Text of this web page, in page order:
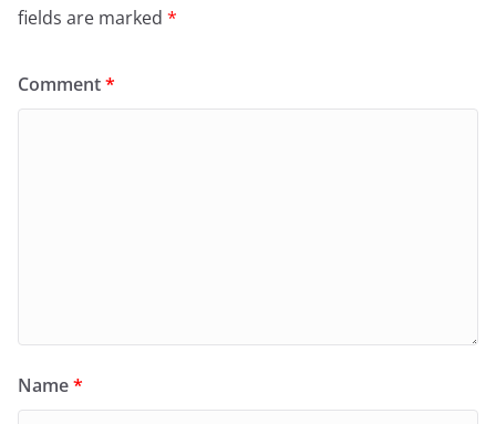
fields are marked *
Comment*
Name*